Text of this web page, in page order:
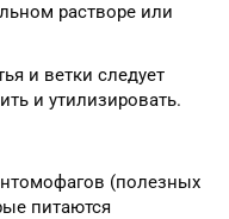
растворе или
и ветки следует
и утилизировать.
(полезных
питаются